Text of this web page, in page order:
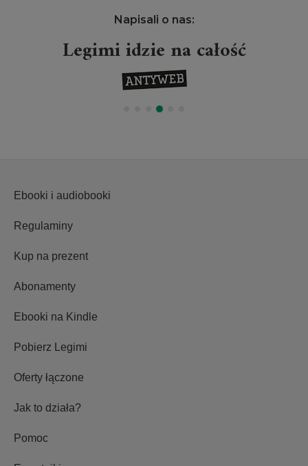
Napisali o nas:
Legimi idzie na całość
Ebooki i audiobooki
Regulaminy
Kup na prezent
Abonamenty
Ebooki na Kindle
Pobierz Legimi
Oferty łączone
Jak to działa?
Pomoc